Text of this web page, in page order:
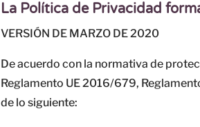
La Política de Privacidad
VERSIÓN DE MARZO DE 2020
De acuerdo con la normativa de
Reglamento UE 2016/679,
de lo siguiente: